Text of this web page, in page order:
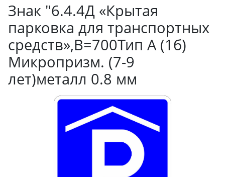
Знак "6.4.4Д «Крытая
парковка для транспортных
средств»,B=700Тип А (1б)
Микропризм. (7-9
лет)металл 0.8 мм